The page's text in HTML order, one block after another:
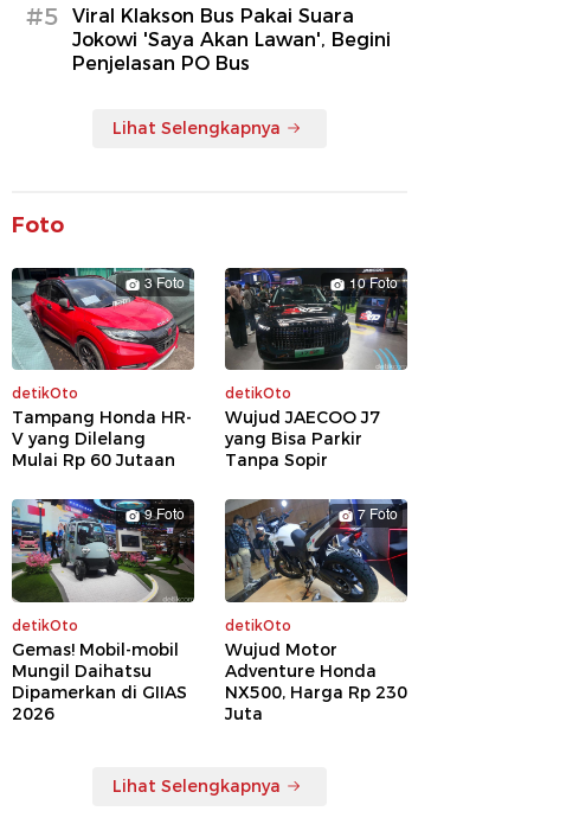
#5
Viral Klakson Bus Pakai Suara
Jokowi 'Saya Akan Lawan', Begini
Penjelasan PO Bus
Lihat Selengkapnya
Foto
3 Foto
detikOto
Tampang Honda HR-
V yang Dilelang
Mulai Rp 60 Jutaan
10 Foto
detikOto
Wujud JAECOO J7
yang Bisa Parkir
Tanpa Sopir
9 Foto
detikOto
Gemas! Mobil-mobil
Mungil Daihatsu
Dipamerkan di GIIAS
2026
7 Foto
detikOto
Wujud Motor
Adventure Honda
NX500, Harga Rp 230
Juta
Lihat Selengkapnya